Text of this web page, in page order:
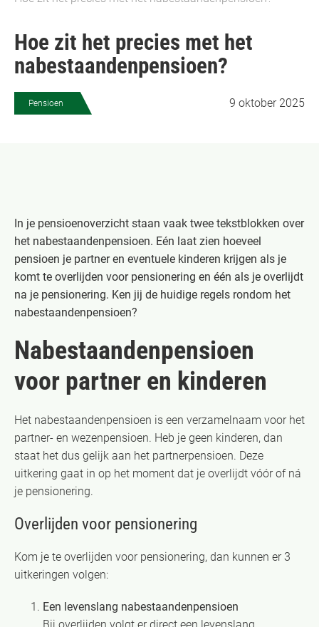
Hoe zit het precies met het
nabestaandenpensioen?
Pensioen 9 oktober 2025
In je pensioenoverzicht staan vaak twee tekstblokken over
het nabestaandenpensioen. Eén laat zien hoeveel
pensioen je partner en eventuele kinderen krijgen als je
komt te overlijden voor pensionering en één als je overlijdt
na je pensionering. Ken jij de huidige regels rondom het
nabestaandenpensioen?
Nabestaandenpensioen
voor partner en kinderen
Het nabestaandenpensioen is een verzamelnaam voor het
partner- en wezenpensioen. Heb je geen kinderen, dan
staat het dus gelijk aan het partnerpensioen. Deze
uitkering gaat in op het moment dat je overlijdt vóór of ná
je pensionering.
Overlijden voor pensionering
Kom je te overlijden voor pensionering, dan kunnen er 3
uitkeringen volgen:
Een levenslang nabestaandenpensioen